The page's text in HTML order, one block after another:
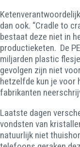
dan ook. “Cradle to
bestaat deze niet in
productieketen. De
miljarden plastic
gevolgen zijn niet
hetzelfde kun je voor
fabrikanten
Laatste dagen
vondsten van
natuurlijk niet